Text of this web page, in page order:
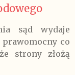
sąd wydaje
co
strony złożą